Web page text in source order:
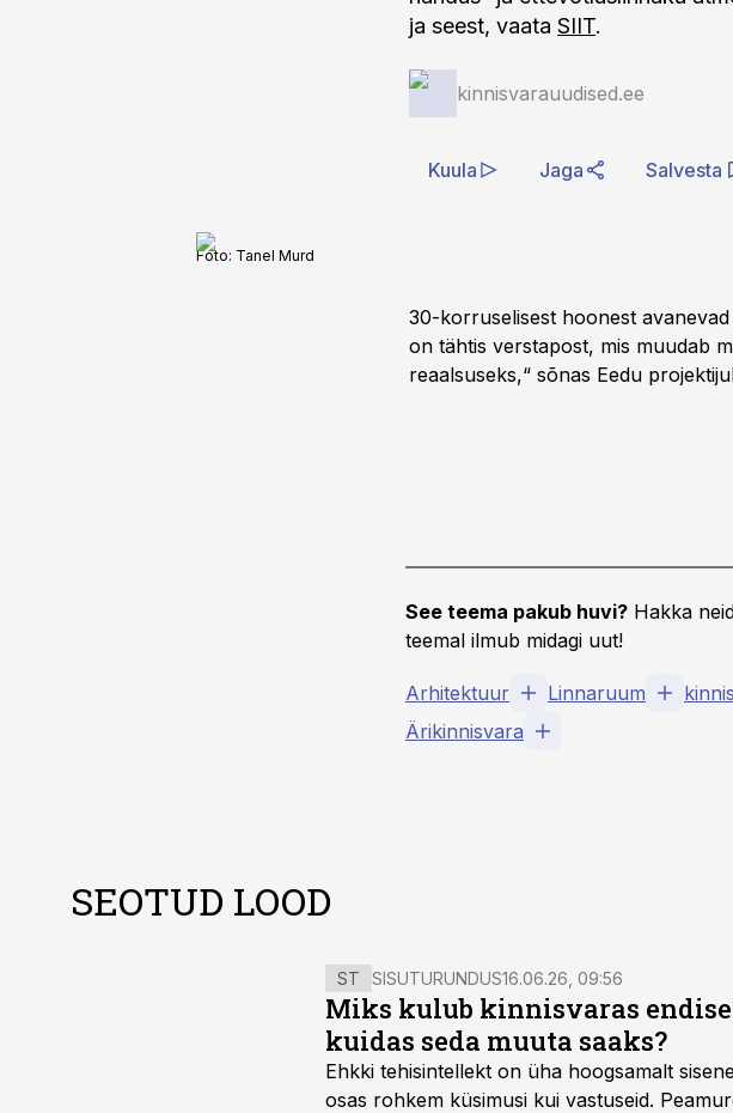
ja seest, vaata SIIT.
kinnisvarauudised.ee
Kuula Jaga Salvesta
Foto: Tanel Murd
30-korruselisest hoonest
on tähtis verstapost, mis muudab
reaalsuseks,“ sõnas Eedu
See teema pakub huvi? Hakka
teemal ilmub midagi uut!
Arhitektuur Linnaruum
Ärikinnisvara
SEOTUD LOOD
ST SISUTURUNDUS16.06.26, 09:56
Miks kulub kinnisvaras
kuidas seda muuta saaks?
Ehkki tehisintellekt on üha hoogsamalt
osas rohkem küsimusi kui vastuseid.